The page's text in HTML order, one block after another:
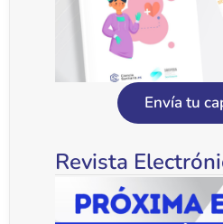
Envía tu
Revista